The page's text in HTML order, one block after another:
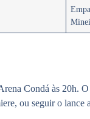
Condá às 20h. O
ou seguir o lance